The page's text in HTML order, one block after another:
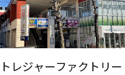
トレジャーファクトリー